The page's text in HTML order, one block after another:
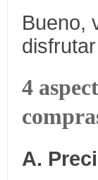
Bueno,
4
A.